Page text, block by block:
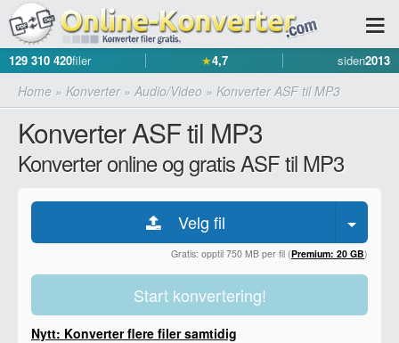
129 310 420filer ★4,7 siden2013
Home » Konverter» Audio/Video » Konverter ASF til MP3
Konverter ASF til MP3
Konverter online og gratis ASF til MP3
Velg fil
Gratis: opptil 750 MB per fil (Premium: 20 GB)
Start konvertering!
Nytt: Konverter flere filer samtidig